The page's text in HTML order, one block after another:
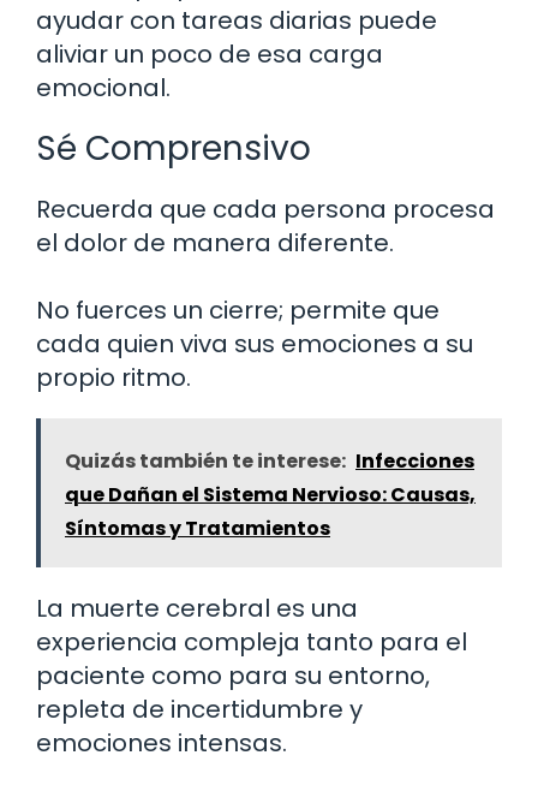
ayudar con tareas diarias puede
aliviar un poco de esa carga
emocional.
Sé Comprensivo
Recuerda que cada persona procesa
el dolor de manera diferente.
No fuerces un cierre; permite que
cada quien viva sus emociones a su
propio ritmo.
Quizás también te interese: Infecciones
que Dañan el Sistema Nervioso: Causas,
Síntomas y Tratamientos
La muerte cerebral es una
experiencia compleja tanto para el
paciente como para su entorno,
repleta de incertidumbre y
emociones intensas.